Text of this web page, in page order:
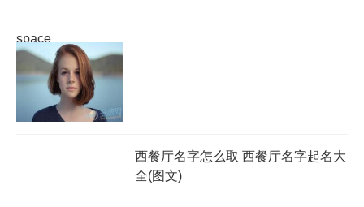
space
西餐厅名字怎么取 西餐厅名字起名大
全(图文)